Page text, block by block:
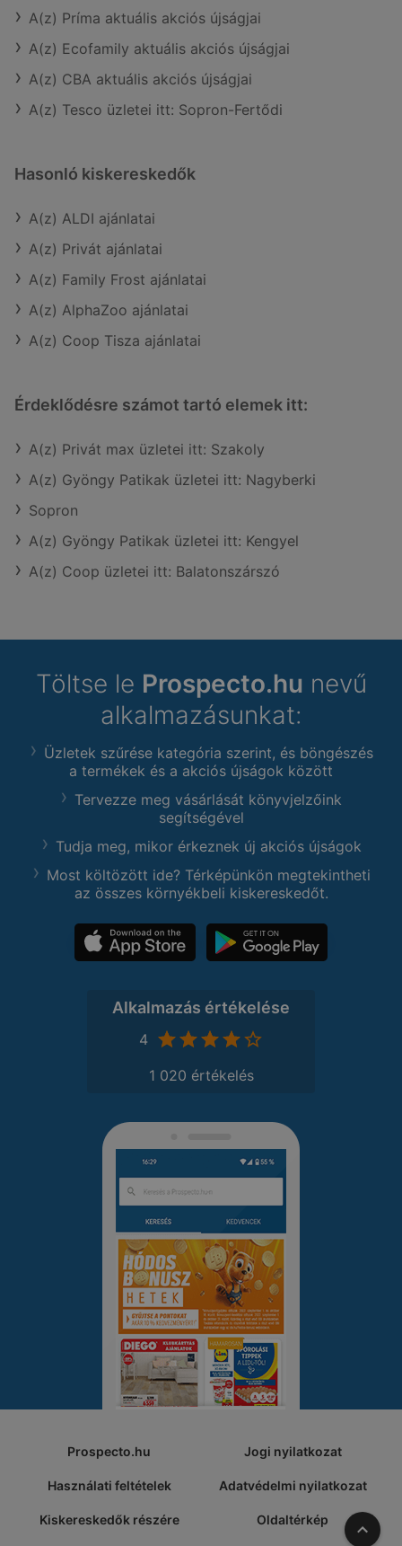
A(z) Príma aktuális akciós újságjai
A(z) Ecofamily aktuális akciós újságjai
A(z) CBA aktuális akciós újságjai
A(z) Tesco üzletei itt: Sopron-Fertődi
Hasonló kiskereskedők
A(z) ALDI ajánlatai
A(z) Privát ajánlatai
A(z) Family Frost ajánlatai
A(z) AlphaZoo ajánlatai
A(z) Coop Tisza ajánlatai
Érdeklődésre számot tartó elemek itt:
A(z) Privát max üzletei itt: Szakoly
A(z) Gyöngy Patikak üzletei itt: Nagyberki
Sopron
A(z) Gyöngy Patikak üzletei itt: Kengyel
A(z) Coop üzletei itt: Balatonszárszó
Töltse le Prospecto.hu nevű
alkalmazásunkat:
Üzletek szűrése kategória szerint, és böngészés
a termékek és a akciós újságok között
Tervezze meg vásárlását könyvjelzőink
segítségével
Tudja meg, mikor érkeznek új akciós újságok
Most költözött ide? Térképünkön megtekintheti
az összes környékbeli kiskereskedőt.
Alkalmazás értékelése
4
1 020 értékelés
Prospecto.hu Jogi nyilatkozat
Használati feltételek Adatvédelmi nyilatkozat
Kiskereskedők részére Oldaltérkép A